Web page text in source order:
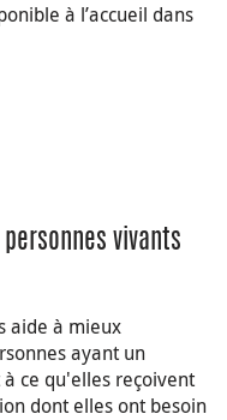
à l’accueil dans
vivants
aide à mieux
ayant un
ce qu'elles reçoivent
dont elles ont besoin